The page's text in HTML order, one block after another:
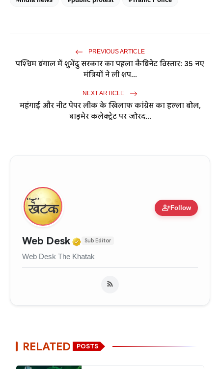
PREVIOUS ARTICLE
पश्चिम बंगाल में शुभेंदु सरकार का पहला कैबिनेट विस्तार: 35 नए
मंत्रियों ने ली शप...
NEXT ARTICLE
महंगाई और नीट पेपर लीक के खिलाफ कांग्रेस का हल्ला बोल,
बाड़मेर कलेक्ट्रेट पर जोरद...
person_addFollow
Web Desk Verified Media or
Sub Editor
Web Desk The Khatak
RELATED POSTS